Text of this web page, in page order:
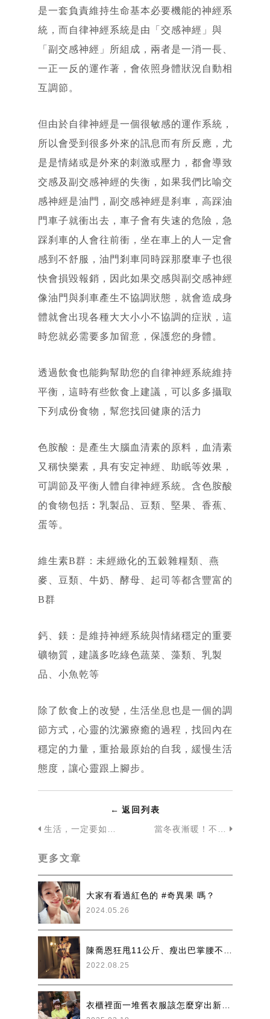
關「余」
About
部落格
Blog
Gallery
簡歷
合作洽談
Contact
是一套負責維持生命基本必要機能的神經系
統，而自律神經系統是由「交感神經」與
「副交感神經」所組成，兩者是一消一長、
一正一反的運作著，會依照身體狀況自動相
互調節。
但由於自律神經是一個很敏感的運作系統，
所以會受到很多外來的訊息而有所反應，尤
是是情緒或是外來的刺激或壓力，都會導致
交感及副交感神經的失衡，如果我們比喻交
感神經是油門，副交感神經是刹車，高踩油
門車子就衝出去，車子會有失速的危險，急
踩刹車的人會往前衝，坐在車上的人一定會
感到不舒服，油門剎車同時踩那麼車子也很
快會損毀報銷，因此如果交感與副交感神經
像油門與刹車產生不協調狀態，就會造成身
體就會出現各種大大小小不協調的症狀，這
時您就必需要多加留意，保護您的身體。
透過飲食也能夠幫助您的自律神經系統維持
平衡，這時有些飲食上建議，可以多多攝取
下列成份食物，幫您找回健康的活力
色胺酸：是產生大腦血清素的原料，血清素
又稱快樂素，具有安定神經、助眠等效果，
可調節及平衡人體自律神經系統。含色胺酸
的食物包括︰乳製品、豆類、堅果、香蕉、
蛋等。
維生素B群：未經緻化的五穀雜糧類、燕
麥、豆類、牛奶、酵母、起司等都含豐富的
B群
鈣、鎂：是維持神經系統與情緒穩定的重要
礦物質，建議多吃綠色蔬菜、藻類、乳製
品、小魚乾等
除了飲食上的改變，生活坐息也是一個的調
節方式，心靈的沈澱療癒的過程，找回內在
穩定的力量，重拾最原始的自我，緩慢生活
態度，讓心靈跟上腳步。
← 返回列表
生活，一定要如此集中與忙碌嗎？
當冬夜漸暖！不僅只有外在保養，你的飲食也得準備好換季
更多文章
大家有看過紅色的 #奇異果 嗎？
2024.05.26
陳喬恩狂甩11公斤、瘦出巴掌腰不復胖！這招堪稱「懶人減重法」
2022.08.25
衣櫃裡面一堆舊衣服該怎麼穿出新意呢？梵緯老師 來到生活小撇步教學啦